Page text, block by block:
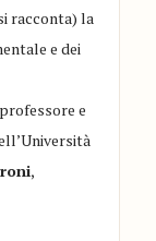
racconta) la
e dei
e
,